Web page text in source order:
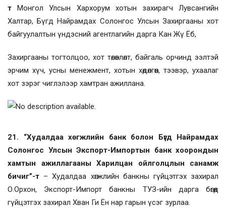
тМонгол Улсын Хархорум хотын захирагч Лувсангийн
Халтар, Бүгд Найрамдах Солонгос Улсын Захиргааны хот
байгуулалтын үндэсний агентлагийн дарга Кан Жү Ёб,
Захиргааны тогтолцоо, хот төлөвлөлт, байгаль орчинд ээлтэй
эрчим хүч, усны менежмент, хотын хөдөлгөөн, тээвэр, ухаалаг
хот зэрэг чиглэлээр хамтран ажиллана.
21. “Худалдаа хөгжлийн банк болон Бүгд Найрамдах
Солонгос Улсын Экспорт-Импортын банк хоорондын
хамтын ажиллагааны Харилцан ойлголцлын санамж
бичиг”-т – Худалдаа хөгжлийн банкны гүйцэтгэх захирал
О.Орхон, Экспорт-Импорт банкны ТУЗ-ийн дарга бөгөөд
гүйцэтгэх захирал Хван Ги Ён нар гарын үсэг зурлаа.